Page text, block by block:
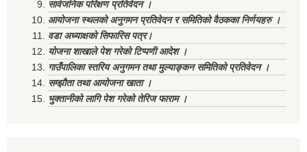
सार्वजनिक परिक्षण प्रतिवेदन ।
आयोजना स्थलको अनुगमन प्रतिवेदन र समितिको वैठकका निर्णयहरु ।
वडा अध्याक्षको सिफारिस पत्र।
योजना शाखाले पेश गरेको टिप्पणी आदेश ।
गाउँपालिका स्तरिय अनुगमन तथा मुल्याङ्कन समितिको प्रतिवेदन ।
सम्झौता तथा आयोजना खाता ।
भुक्तानीको लागि पेश गरेको तेरिज फाराम ।